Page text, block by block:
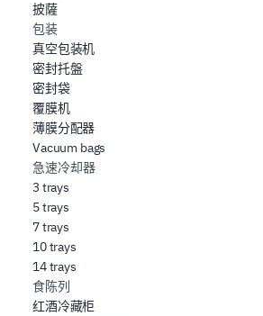
披薩
包装
真空包装机
密封托盤
密封袋
覆膜机
薄膜分配器
Vacuum bags
急速冷却器
3 trays
5 trays
7 trays
10 trays
14 trays
食陈列
红酒冷藏柜